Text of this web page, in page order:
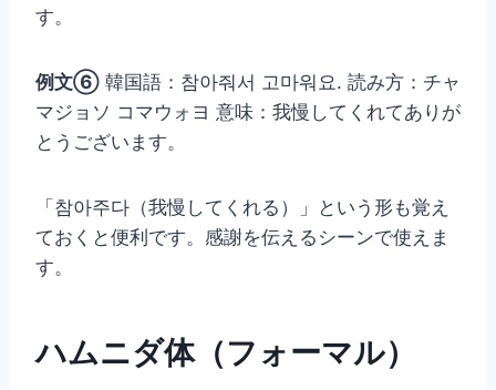
す。
例文⑥ 韓国語：참아줘서 고마워요. 読み方：チャ
マジョソ コマウォヨ 意味：我慢してくれてありが
とうございます。
「참아주다（我慢してくれる）」という形も覚え
ておくと便利です。感謝を伝えるシーンで使えま
す。
ハムニダ体（フォーマル）